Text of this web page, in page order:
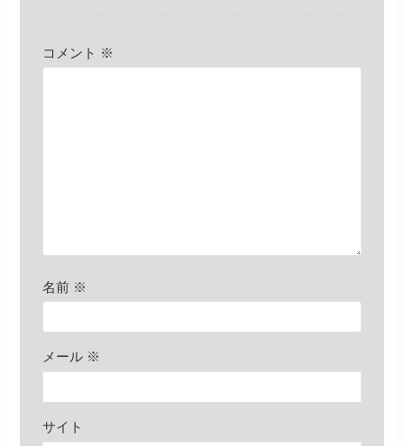
コメント ※
名前 ※
メール ※
サイト